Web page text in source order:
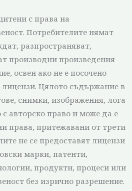
с права на
Потребителите нямат
разпространяват,
производни произведения
освен ако не е посочено
Цялото съдържание в
снимки, изображения, лога
авторско право и може да е
права, притежавани от трети
не се предоставят лицензи
марки, патенти,
продукти, процеси или
без изрично разрешение.